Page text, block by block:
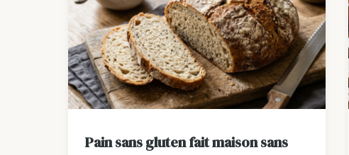
Pain sans gluten fait maison sans